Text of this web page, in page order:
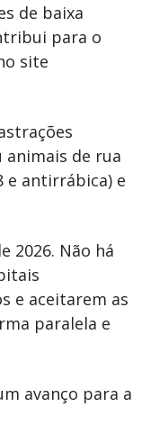
de baixa
para o
site
de rua
e antirrábica) e
2026. Não há
e aceitarem as
paralela e
avanço para a